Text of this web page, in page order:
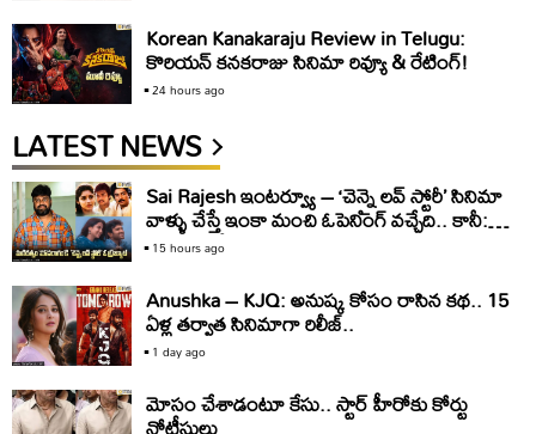
Korean Kanakaraju Review in Telugu:
కొరియ‌న్ క‌న‌క‌రాజు సినిమా రివ్యూ & రేటింగ్!
24 hours ago
LATEST NEWS
Sai Rajesh ఇంటర్వ్యూ – ‘చెన్నై లవ్ స్టోరీ’ సినిమా
వాళ్ళు చేస్తే ఇంకా మంచి ఓపెనింగ్ వచ్చేది.. కానీ:
సాయి రాజేష్
15 hours ago
Anushka – KJQ: అనుష్క కోసం రాసిన కథ.. 15
ఏళ్ల తర్వాత సినిమాగా రిలీజ్‌..
1 day ago
మోసం చేశాడంటూ కేసు.. స్టార్‌ హీరోకు కోర్టు